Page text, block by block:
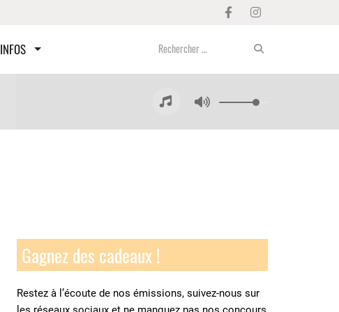
INFOS
Gagnez des cadeaux !
Restez à l’écoute de nos émissions, suivez-nous sur